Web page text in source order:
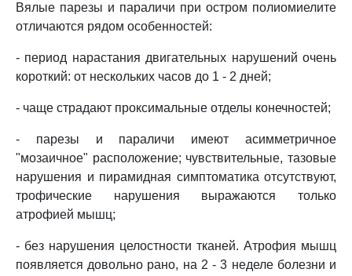
Вялые парезы и параличи при остром полиомиелите
отличаются рядом особенностей:
- период нарастания двигательных нарушений очень
короткий: от нескольких часов до 1 - 2 дней;
- чаще страдают проксимальные отделы конечностей;
- парезы и параличи имеют асимметричное
"мозаичное" расположение; чувствительные, тазовые
нарушения и пирамидная симптоматика отсутствуют,
трофические нарушения выражаются только
атрофией мышц;
- без нарушения целостности тканей. Атрофия мышц
появляется довольно рано, на 2 - 3 неделе болезни и